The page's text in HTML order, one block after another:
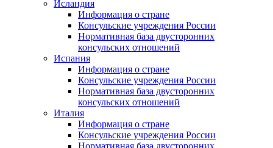
Исландия
Информация о стране
Консульские учреждения России
Нормативная база двусторонних
консульских отношений
Испания
Информация о стране
Консульские учреждения России
Нормативная база двусторонних
консульских отношений
Италия
Информация о стране
Консульские учреждения России
Нормативная база двусторонних